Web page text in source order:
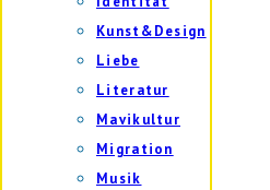
Kunst&Design
Liebe
Literatur
Mavikultur
Migration
Musik